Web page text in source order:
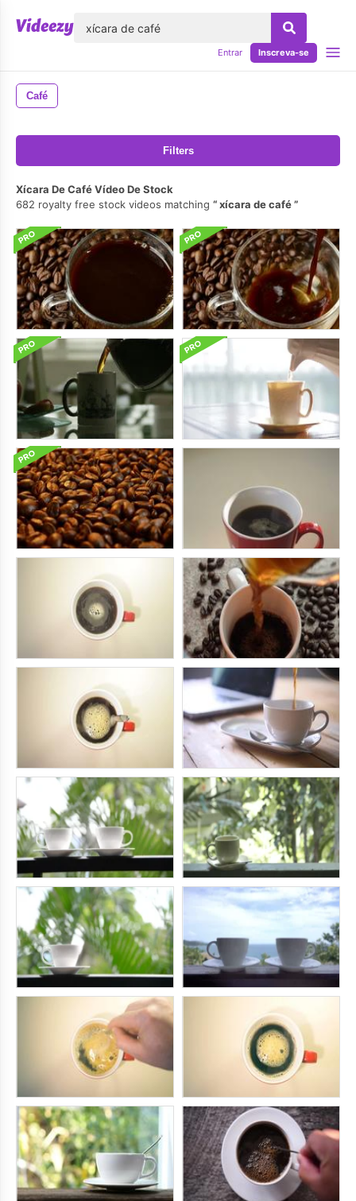
Entrar Inscreva-se
Café
Filters
Xícara De Café Vídeo De Stock
682 royalty free stock videos matching
xícara de café